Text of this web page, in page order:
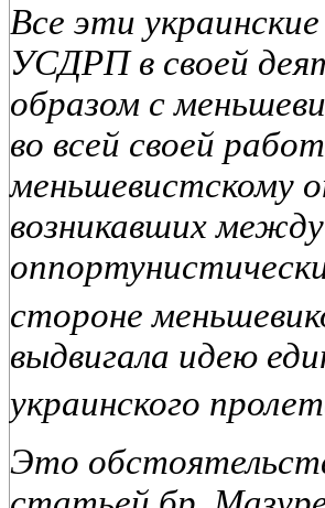
Все эти
УСДРП в своей
образом с
во всей своей
меньшевистскому
возникавших
стороне
выдвигала идею
украинского
Это